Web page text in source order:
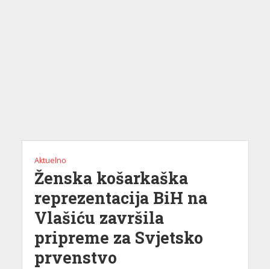
Aktuelno
Ženska košarkaška
reprezentacija BiH na
Vlašiću završila
pripreme za Svjetsko
prvenstvo